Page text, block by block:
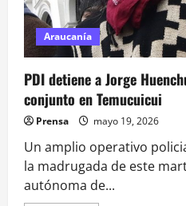
de
Blonde
on
Blonde
Araucanía
PDI detiene a Jorge
conjunto en Temucuicui
Prensa mayo 19, 2026
Un amplio operativo
la madrugada de este
autónoma de...